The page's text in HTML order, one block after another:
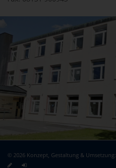
© 2026 Konzept, Gestaltung & Umsetzung: